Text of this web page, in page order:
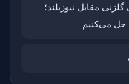
مقابل نیوزیلند؛
حل می‌کنیم